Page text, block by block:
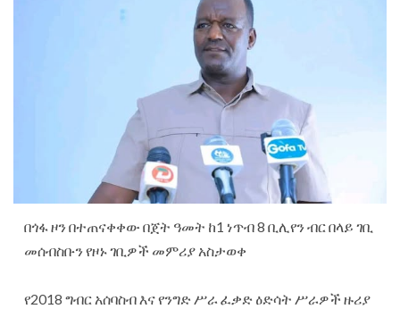
በጎፋ ዞን በተጠናቀቀው በጀት ዓመት ከ1 ነጥብ 8 ቢሊየን ብር በላይ ገቢ
መሰብስቡን የዞኑ ገቢዎች መምሪያ አስታወቀ
‎የ2018 ግብር አሰባስብ እና የንግድ ሥራ ፈቃድ ዕድሳት ሥራዎች ዙሪያ